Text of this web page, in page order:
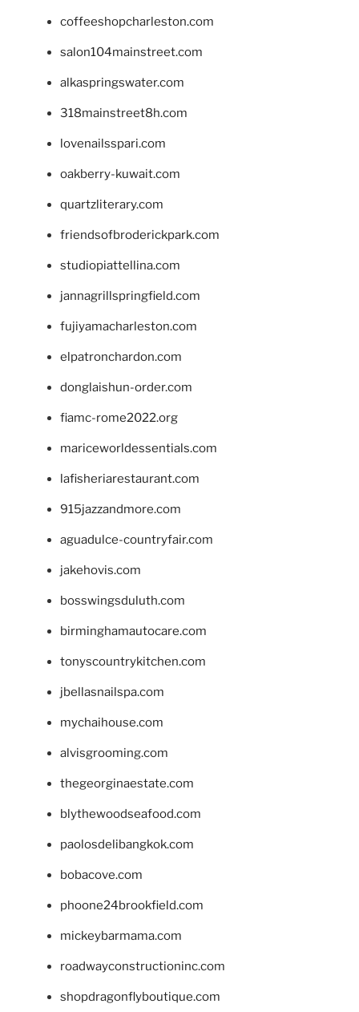
coffeeshopcharleston.com
salon104mainstreet.com
alkaspringswater.com
318mainstreet8h.com
lovenailsspari.com
oakberry-kuwait.com
quartzliterary.com
friendsofbroderickpark.com
studiopiattellina.com
jannagrillspringfield.com
fujiyamacharleston.com
elpatronchardon.com
donglaishun-order.com
fiamc-rome2022.org
mariceworldessentials.com
lafisheriarestaurant.com
915jazzandmore.com
aguadulce-countryfair.com
jakehovis.com
bosswingsduluth.com
birminghamautocare.com
tonyscountrykitchen.com
jbellasnailspa.com
mychaihouse.com
alvisgrooming.com
thegeorginaestate.com
blythewoodseafood.com
paolosdelibangkok.com
bobacove.com
phoone24brookfield.com
mickeybarmama.com
roadwayconstructioninc.com
shopdragonflyboutique.com